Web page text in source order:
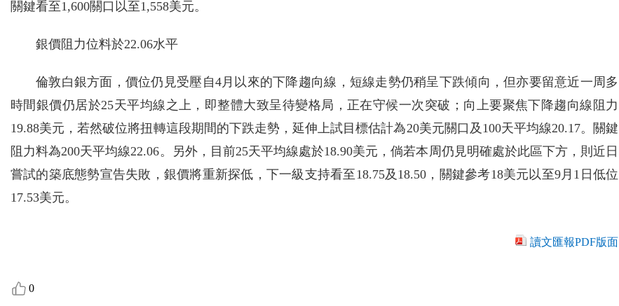
關鍵看至1,600關口以至1,558美元。
銀價阻力位料於22.06水平
倫敦白銀方面，價位仍見受壓自4月以來的下降趨向線，短線走勢仍稍呈下跌傾向，但亦要留意近一周多
時間銀價仍居於25天平均線之上，即整體大致呈待變格局，正在守候一次突破；向上要聚焦下降趨向線阻力
19.88美元，若然破位將扭轉這段期間的下跌走勢，延伸上試目標估計為20美元關口及100天平均線20.17。關鍵
阻力料為200天平均線22.06。另外，目前25天平均線處於18.90美元，倘若本周仍見明確處於此區下方，則近日
嘗試的築底態勢宣告失敗，銀價將重新探低，下一級支持看至18.75及18.50，關鍵參考18美元以至9月1日低位
17.53美元。
讀文匯報PDF版面
0